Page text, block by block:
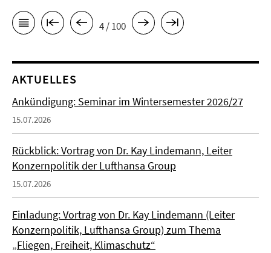
4 / 100
AKTUELLES
Ankündigung: Seminar im Wintersemester 2026/27
15.07.2026
Rückblick: Vortrag von Dr. Kay Lindemann, Leiter
Konzernpolitik der Lufthansa Group
15.07.2026
Einladung: Vortrag von Dr. Kay Lindemann (Leiter
Konzernpolitik, Lufthansa Group) zum Thema
„Fliegen, Freiheit, Klimaschutz“